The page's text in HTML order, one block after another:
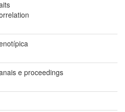
e proceedings